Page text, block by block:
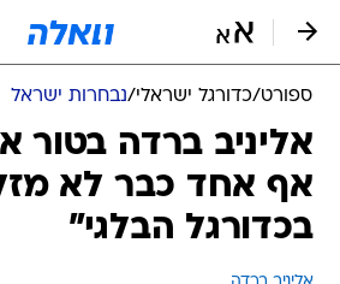
ספורט/כדורגל ישראלי/נבחרות ישראל
אליניב ברדה בטור
אף אחד כבר לא
בכדורגל הבלגי"